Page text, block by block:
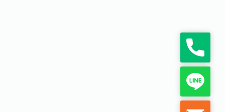
h
o
n
e
L
i
n
e